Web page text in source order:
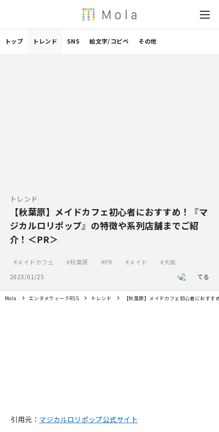
トップ トレンド SNS 絵文字/コピペ その他
トレンド
【秋葉原】メイドカフェ初心者におすすめ！『マ
ジカルロリポップ』の特徴や系列店舗までご紹
介！＜PR＞
メイドカフェ 秋葉原 PR メイド
大阪
2023/01/25
てる
Mola エンタメウィークRSS トレンド 【秋葉原】メイドカフェ初心者におす
引用元： マジカルロリポップ公式サイト